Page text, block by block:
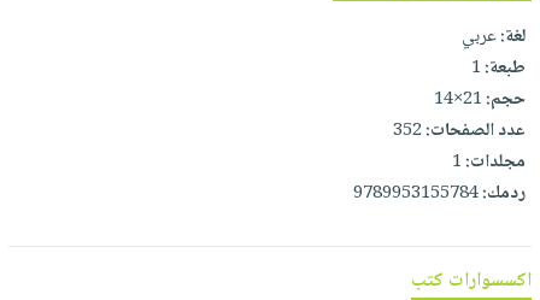
كتابك
تواصل
معنا
لغة:عربي
طبعة:1
حجم:21×14
عدد الصفحات:352
مجلدات:1
ردمك:9789953155784
اكسسوارات كتب